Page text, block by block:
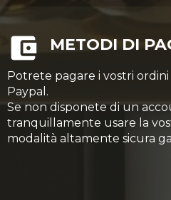
METODI DI
Potrete pagare i vostri
Paypal.
Se non disponete di un
tranquillamente usare la
modalità altamente sicura